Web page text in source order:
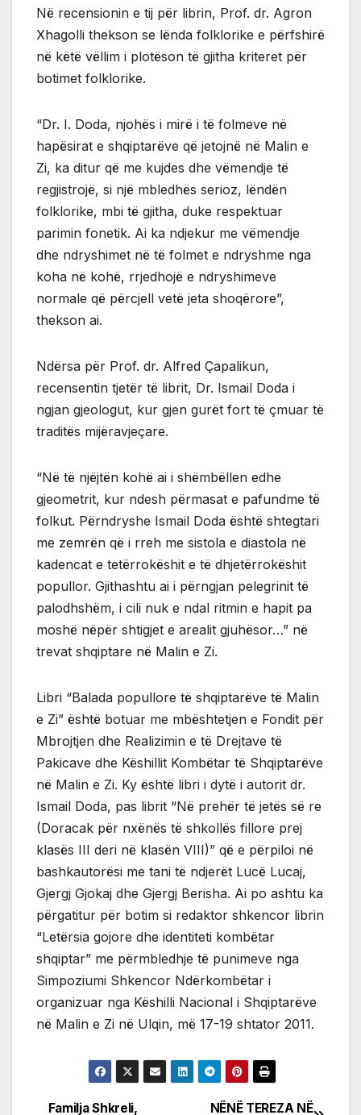
Në recensionin e tij për librin, Prof. dr. Agron
Xhagolli thekson se lënda folklorike e përfshirë
në këtë vëllim i plotëson të gjitha kriteret për
botimet folklorike.
“Dr. I. Doda, njohës i mirë i të folmeve në
hapësirat e shqiptarëve që jetojnë në Malin e
Zi, ka ditur që me kujdes dhe vëmendje të
regjistrojë, si një mbledhës serioz, lëndën
folklorike, mbi të gjitha, duke respektuar
parimin fonetik. Ai ka ndjekur me vëmendje
dhe ndryshimet në të folmet e ndryshme nga
koha në kohë, rrjedhojë e ndryshimeve
normale që përcjell vetë jeta shoqërore”,
thekson ai.
Ndërsa për Prof. dr. Alfred Çapalikun,
recensentin tjetër të librit, Dr. Ismail Doda i
ngjan gjeologut, kur gjen gurët fort të çmuar të
traditës mijëravjeçare.
“Në të njëjtën kohë ai i shëmbëllen edhe
gjeometrit, kur ndesh përmasat e pafundme të
folkut. Përndryshe Ismail Doda është shtegtari
me zemrën që i rreh me sistola e diastola në
kadencat e tetërrokëshit e të dhjetërrokëshit
popullor. Gjithashtu ai i përngjan pelegrinit të
palodhshëm, i cili nuk e ndal ritmin e hapit pa
moshë nëpër shtigjet e arealit gjuhësor…” në
trevat shqiptare në Malin e Zi.
Libri “Balada popullore të shqiptarëve të Malin
e Zi” është botuar me mbështetjen e Fondit për
Mbrojtjen dhe Realizimin e të Drejtave të
Pakicave dhe Këshillit Kombëtar të Shqiptarëve
në Malin e Zi. Ky është libri i dytë i autorit dr.
Ismail Doda, pas librit “Në prehër të jetës së re
(Doracak për nxënës të shkollës fillore prej
klasës III deri në klasën VIII)” që e përpiloi në
bashkautorësi me tani të ndjerët Lucë Lucaj,
Gjergj Gjokaj dhe Gjergj Berisha. Ai po ashtu ka
përgatitur për botim si redaktor shkencor librin
“Letërsia gojore dhe identiteti kombëtar
shqiptar” me përmbledhje të punimeve nga
Simpoziumi Shkencor Ndërkombëtar i
organizuar nga Këshilli Nacional i Shqiptarëve
në Malin e Zi në Ulqin, më 17-19 shtator 2011.
NËNË TEREZA NË
Familja Shkreli,